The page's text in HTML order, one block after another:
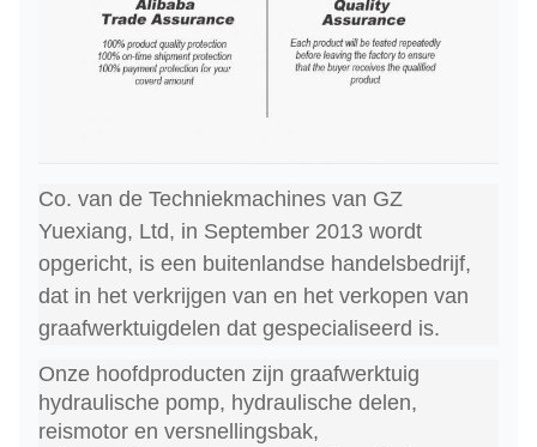
Co. van de Techniekmachines van GZ
Yuexiang, Ltd, in September 2013 wordt
opgericht, is een buitenlandse handelsbedrijf,
dat in het verkrijgen van en het verkopen van
graafwerktuigdelen dat gespecialiseerd is.
Onze hoofdproducten zijn graafwerktuig
hydraulische pomp, hydraulische delen,
reismotor en versnellingsbak,